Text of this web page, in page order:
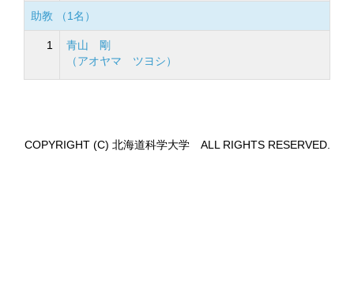
助教 （1名）
1
青山 剛
（アオヤマ ツヨシ）
COPYRIGHT (C) 北海道科学大学 ALL RIGHTS RESERVED.